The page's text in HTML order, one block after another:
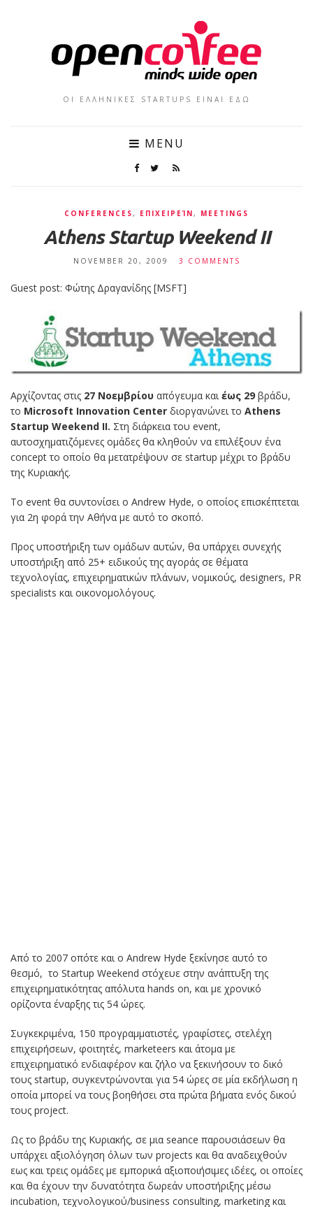
ΟΙ ΕΛΛΗΝΙΚΕΣ STARTUPS ΕΙΝΑΙ ΕΔΩ
MENU
CONFERENCES, ΕΠΙΧΕΙΡΕΊΝ, MEETINGS
Athens Startup Weekend II
NOVEMBER 20, 2009 3 COMMENTS
Guest post: Φώτης Δραγανίδης [MSFT]
Αρχίζοντας στις 27 Νοεμβρίου απόγευμα καιέως 29 βράδυ,
το Microsoft Innovation Center διοργανώνει το Athens
Startup Weekend II. Στη διάρκεια του event,
αυτοσχηματιζόμενες ομάδες θα κληθούν να επιλέξουν ένα
concept το οποίο θα μετατρέψουν σε startup μέχρι το βράδυ
της Κυριακής.
Το event θα συντονίσει ο Andrew Hyde, ο οποίος επισκέπτεται
για 2η φορά την Αθήνα με αυτό το σκοπό.
Προς υποστήριξη των ομάδων αυτών, θα υπάρχει συνεχής
υποστήριξη από 25+ ειδικούς της αγοράς σε θέματα
τεχνολογίας, επιχειρηματικών πλάνων, νομικούς, designers, PR
specialists και οικονομολόγους.
Από το 2007 οπότε και ο Andrew Hyde ξεκίνησε αυτό το
θεσμό, το Startup Weekend στόχευε στην ανάπτυξη της
επιχειρηματικότητας απόλυτα hands on, και με χρονικό
ορίζοντα έναρξης τις 54 ώρες.
Συγκεκριμένα, 150 προγραμματιστές, γραφίστες, στελέχη
επιχειρήσεων, φοιτητές, marketeers και άτομα με
επιχειρηματικό ενδιαφέρον και ζήλο να ξεκινήσουν το δικό
τους startup, συγκεντρώνονται για 54 ώρες σε μία εκδήλωση η
οποία μπορεί να τους βοηθήσει στα πρώτα βήματα ενός δικού
τους project.
Ως το βράδυ της Κυριακής, σε μια seance παρουσιάσεων θα
υπάρχει αξιολόγηση όλων των projects και θα αναδειχθούν
εως και τρεις ομάδες με εμπορικά αξιοποιήσιμες ιδέες, οι οποίες
και θα έχουν την δυνατότητα δωρεάν υποστήριξης μέσω
incubation, τεχνολογικού/business consulting, marketing και